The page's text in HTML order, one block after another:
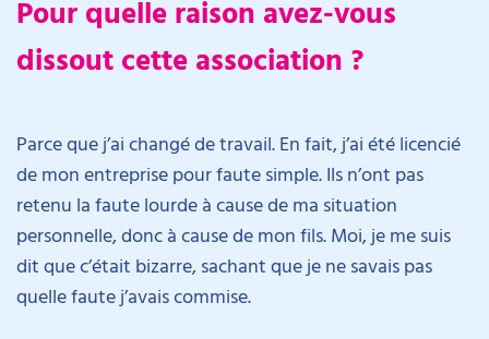
Pour quelle raison avez-vous
dissout cette association ?
Parce que j’ai changé de travail. En fait, j’ai été licencié
de mon entreprise pour faute simple. Ils n’ont pas
retenu la faute lourde à cause de ma situation
personnelle, donc à cause de mon fils. Moi, je me suis
dit que c’était bizarre, sachant que je ne savais pas
quelle faute j’avais commise.